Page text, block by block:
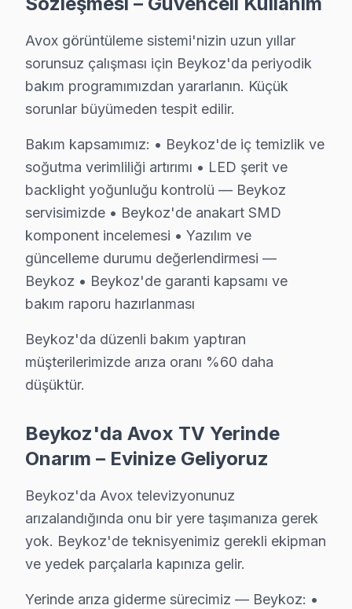
Örnekköy sakinlerine özel: Avox TV tamirinde parça
Örnekköy Avox Açılmıyor Arıza →
Paşabahçe Avox Servis
Paşabahçe bölgesindeki Avox kullanıcıları için haftanın
Paşamandıra Avox Servis
Polonezköy Avox Servis
Beykoz'da Polonezköy bölgesi dahil tüm hizmet
Beykoz Avox Servis →
Poyrazköy'de Avox TV ekranında çizgi, donma ya da ses
Poyrazköy Avox Açılmıyor Arıza →
Beykoz'da Riva mahallesi için Avox TV fiyat teklifi almak
Beykoz TV Servis Merkezi →
Rüzgarlıbahçe'de Avox TV ses ama görüntü yok
Rüzgarlıbahçe Avox Anakart Tamiri →
Soğuksu Avox Servis
Avox görüntüleme sistemi'nizin uzun yıllar
sorunsuz çalışması için Beykoz'da periyodik
bakım programımızdan yararlanın. Küçük
sorunlar büyümeden tespit edilir.
Bakım kapsamımız: • Beykoz'de iç temizlik ve
soğutma verimliliği artırımı • LED şerit ve
backlight yoğunluğu kontrolü — Beykoz
servisimizde • Beykoz'de anakart SMD
komponent incelemesi • Yazılım ve
güncelleme durumu değerlendirmesi —
Beykoz • Beykoz'de garanti kapsamı ve
bakım raporu hazırlanması
Beykoz'da düzenli bakım yaptıran
müşterilerimizde arıza oranı %60 daha
düşüktür.
Beykoz'da Avox TV Yerinde
Onarım – Evinize Geliyoruz
Beykoz'da Avox televizyonunuz
arızalandığında onu bir yere taşımanıza gerek
yok. Beykoz'de teknisyenimiz gerekli ekipman
ve yedek parçalarla kapınıza gelir.
Yerinde arıza giderme sürecimiz — Beykoz: •